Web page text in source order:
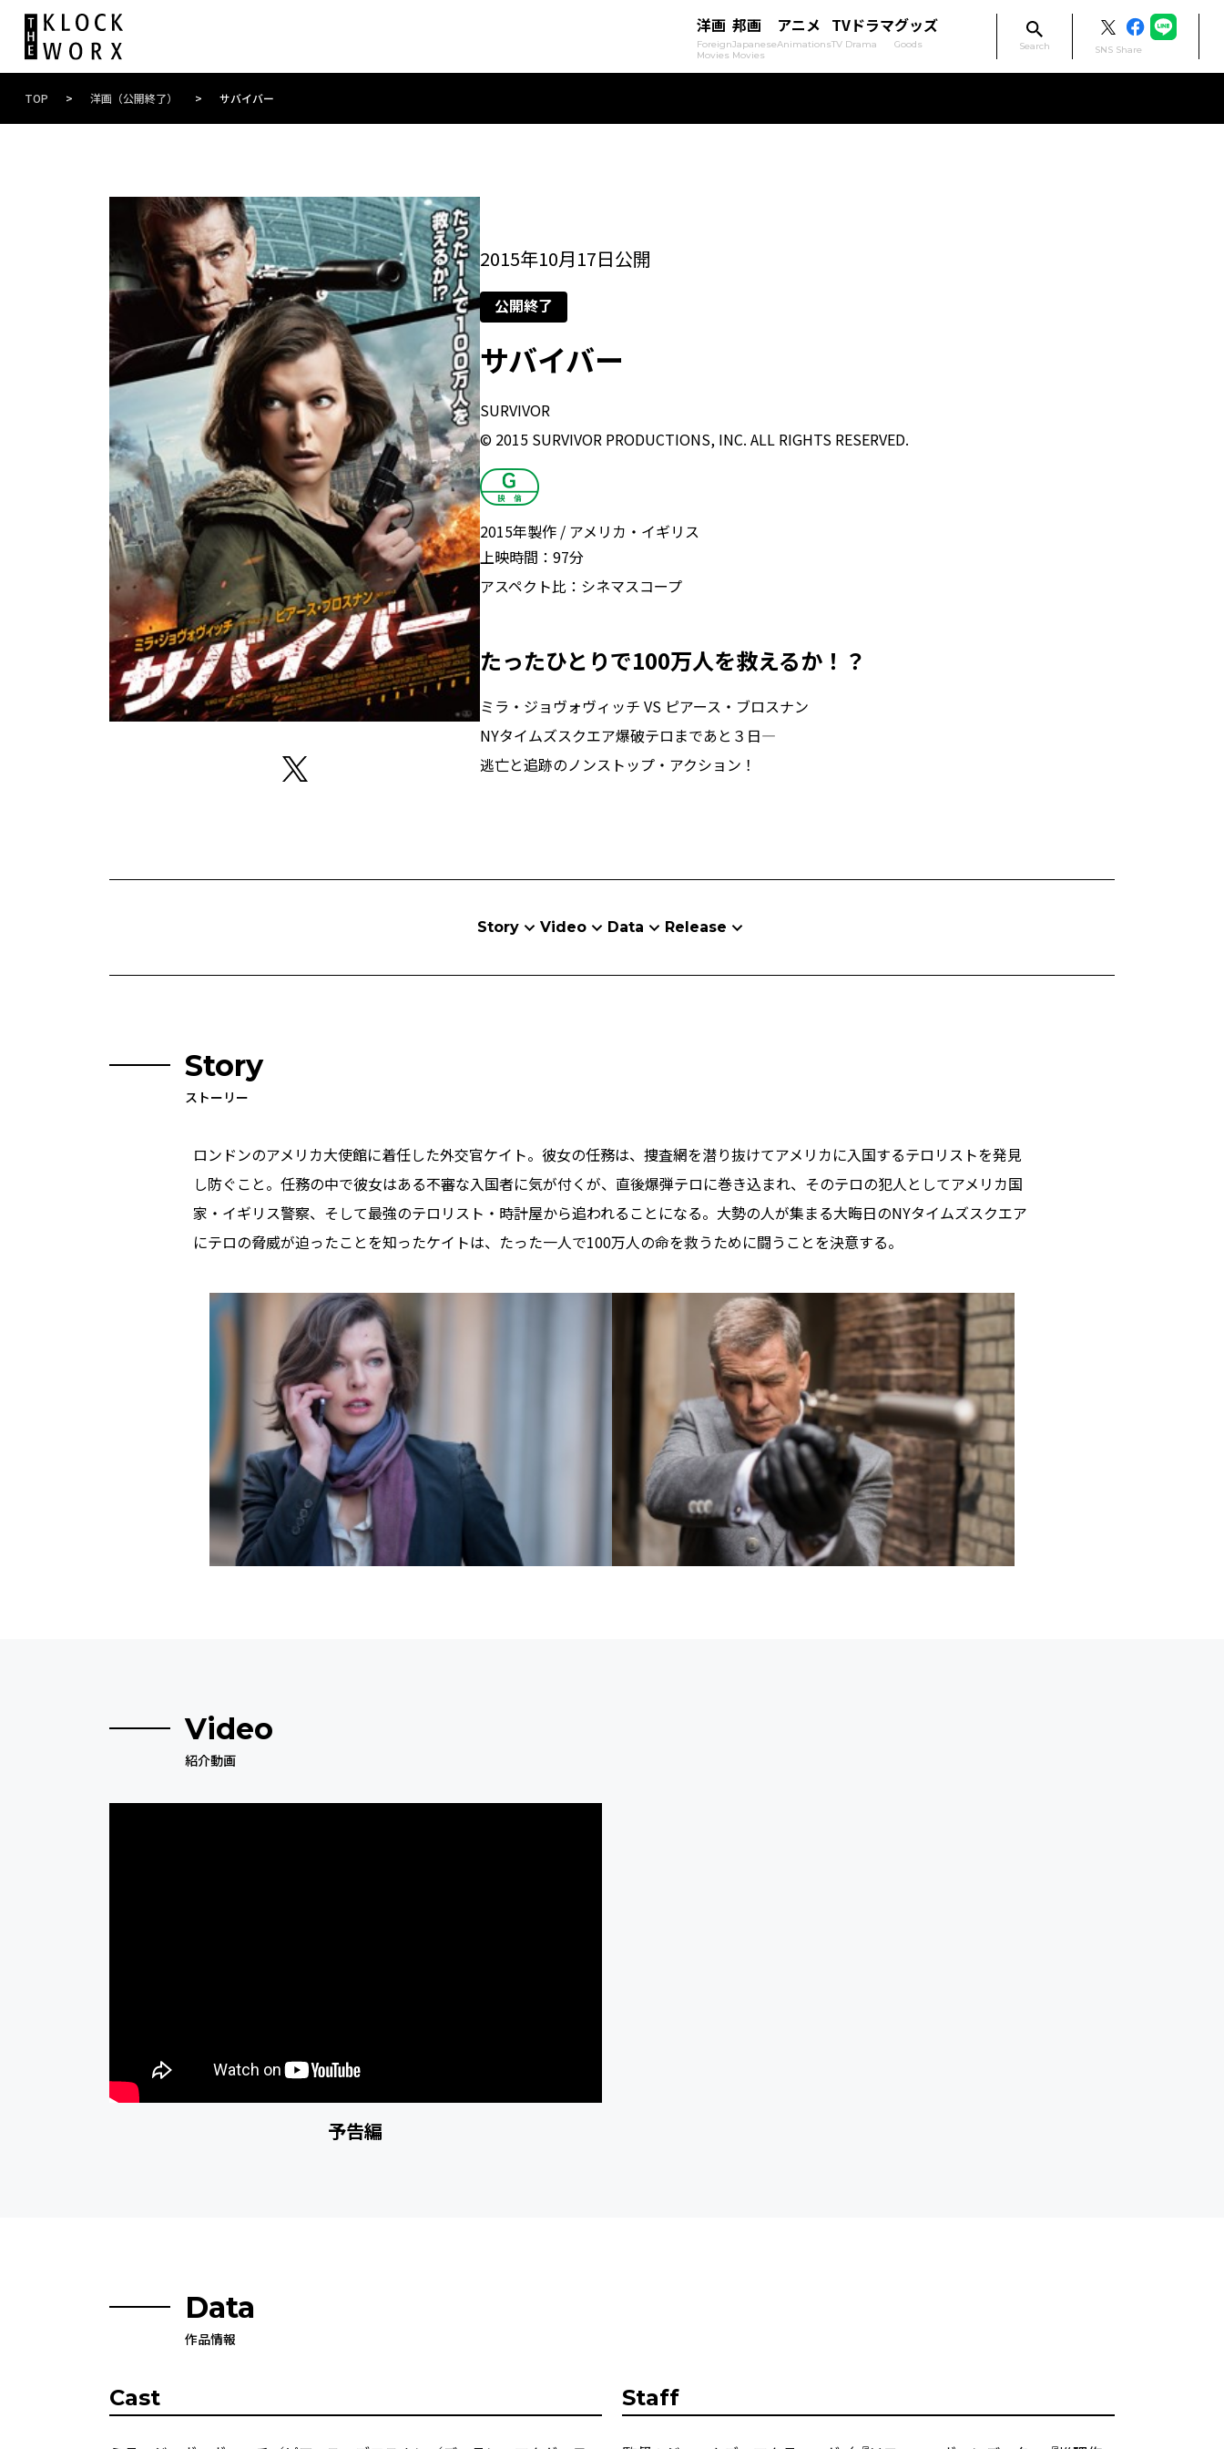
洋画
Foreign
Movies
邦画
Japanese
Movies
アニメ
Animations
TVドラマ
TV Drama
グッズ
Goods Search SNS Share
TOP > 洋画（公開終了） > サバイバー
2015年10月17日公開
公開終了
サバイバー
SURVIVOR
© 2015 SURVIVOR PRODUCTIONS, INC. ALL RIGHTS RESERVED.
2015年製作
アメリカ・イギリス
上映時間： 97分
アスペクト比： シネマスコープ
たったひとりで100万人を救えるか！？
ミラ・ジョヴォヴィッチ VS ピアース・ブロスナン
NYタイムズスクエア爆破テロまであと３日―
逃亡と追跡のノンストップ・アクション！
Story Video Data Release
Story
ストーリー
ロンドンのアメリカ大使館に着任した外交官ケイト。彼女の任務は、捜査網を潜り抜けてアメリカに入国するテロリストを発見
し防ぐこと。任務の中で彼女はある不審な入国者に気が付くが、直後爆弾テロに巻き込まれ、そのテロの犯人としてアメリカ国
家・イギリス警察、そして最強のテロリスト・時計屋から追われることになる。大勢の人が集まる大晦日のNYタイムズスクエア
にテロの脅威が迫ったことを知ったケイトは、たった一人で100万人の命を救うために闘うことを決意する。
Video
紹介動画
予告編
Data
作品情報
Cast Staff